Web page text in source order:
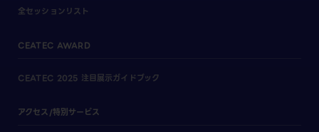
全セッションリスト
CEATEC AWARD
CEATEC 2025 注目展示ガイドブック
アクセス/特別サービス